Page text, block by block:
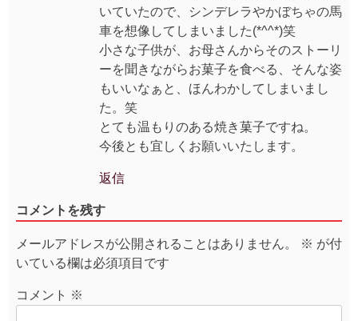
いていたので、シンデレラやかぼちゃの馬
車を想像してしまいました(*^^*)笑
小さな子供が、お母さんからそのストーリ
ーを聞きながらお菓子を食べる、そんな姿
もいいなぁと、ほんわかしてしまいまし
た。笑
とても温もりのある焼き菓子ですね。
今後とも宜しくお願いいたします。
返信
コメントを残す
メールアドレスが公開されることはありません。 ※ が付
いている欄は必須項目です
コメント ※